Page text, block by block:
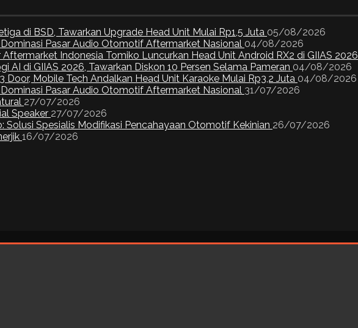
di BSD, Tawarkan Upgrade Head Unit Mulai Rp1,5 Juta 05/08/2026
Pasar Audio Otomotif Aftermarket Nasional 04/08/2026
Indonesia Tomiko Luncurkan Head Unit Android RX2 di GIIAS 2026
AI di GIIAS 2026, Tawarkan Diskon 10 Persen Selama Pameran 04/08/2026
Mobile Tech Andalkan Head Unit Karaoke Mulai Rp3,2 Juta 04/08/2026
Pasar Audio Otomotif Aftermarket Nasional 31/07/2026
27/07/2026
Speaker 27/07/2026
Solusi Spesialis Modifikasi Pencahayaan Otomotif Kekinian 26/07/2026
16/07/2026